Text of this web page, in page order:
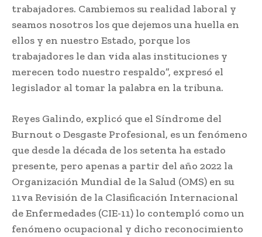
trabajadores. Cambiemos su realidad laboral y
seamos nosotros los que dejemos una huella en
ellos y en nuestro Estado, porque los
trabajadores le dan vida alas instituciones y
merecen todo nuestro respaldo”, expresó el
legislador al tomar la palabra en la tribuna.
Reyes Galindo, explicó que el Síndrome del
Burnout o Desgaste Profesional, es un fenómeno
que desde la década de los setenta ha estado
presente, pero apenas a partir del año 2022 la
Organización Mundial de la Salud (OMS) en su
11va Revisión de la Clasificación Internacional
de Enfermedades (CIE-11) lo contempló como un
fenómeno ocupacional y dicho reconocimiento